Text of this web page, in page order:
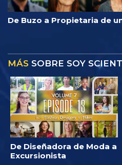
De Buzo a Propietaria de
MÁS SOBRE SOY
De Diseñadora de Moda a
Excursionista